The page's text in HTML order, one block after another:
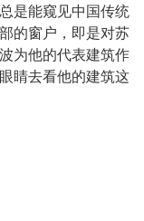
是能窥见中国传统
的窗户，即是对苏
为他的代表建筑作
睛去看他的建筑这